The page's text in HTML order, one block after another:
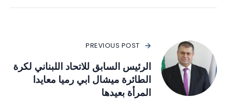
PREVIOUS POST
الرئيس السابق للاتحاد اللبناني لكرة
الطائرة ميشال ابي رميا معايدا
المرأة بعيدها